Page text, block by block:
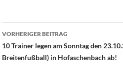
Beitragsnavigation
VORHERIGER BEITRAG
10 Trainer legen am Sonntag den
Breitenfußball) in Hofaschenbach ab!